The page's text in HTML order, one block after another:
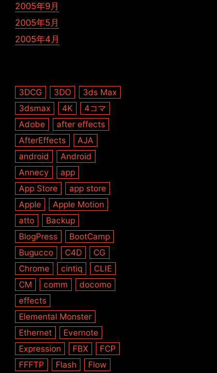
2005年9月
2005年5月
2005年4月
3DCG 3DO
3ds Max
3dsmax
4K
4コマ
Adobe
after effects
AfterEffects
AJA
android
Android
Annecy
app
App Store
app store
Apple
Apple Motion
atto
Backup
BlogPress
BootCamp
Bugucco
C4D
CG
Chrome
cintiq
CLIE
CM
comm
docomo
effects
Elemental Monster
Ethernet
Evernote
Expression
FBX
FCP
FFFTP
Flash
Flow